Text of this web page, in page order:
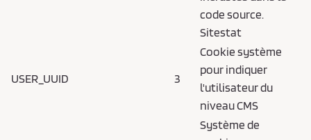
code source.
Sitestat
USER_UUID 3
Cookie système
pour indiquer
l'utilisateur du
niveau CMS
Système de